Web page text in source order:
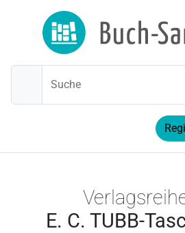
Suche
E. C. TUBB-